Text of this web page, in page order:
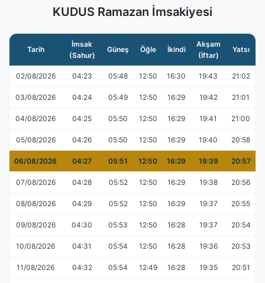
KUDUS Ramazan İmsakiyesi
Tarih
İmsak
(Sahur)
Güneş Öğle İkindi
Akşam
(İftar)
Yatsı
02/08/2026 04:23 05:48 12:50 16:30 19:43 21:02
03/08/2026 04:24 05:49 12:50 16:29 19:42 21:01
04/08/2026 04:25 05:50 12:50 16:29 19:41 21:00
05/08/2026 04:26 05:50 12:50 16:29 19:40 20:58
06/08/2026 04:27 05:51 12:50 16:29 19:39 20:57
07/08/2026 04:28 05:52 12:50 16:29 19:38 20:56
08/08/2026 04:29 05:52 12:50 16:29 19:37 20:55
09/08/2026 04:30 05:53 12:50 16:28 19:37 20:54
10/08/2026 04:31 05:54 12:50 16:28 19:36 20:53
11/08/2026 04:32 05:54 12:49 16:28 19:35 20:51